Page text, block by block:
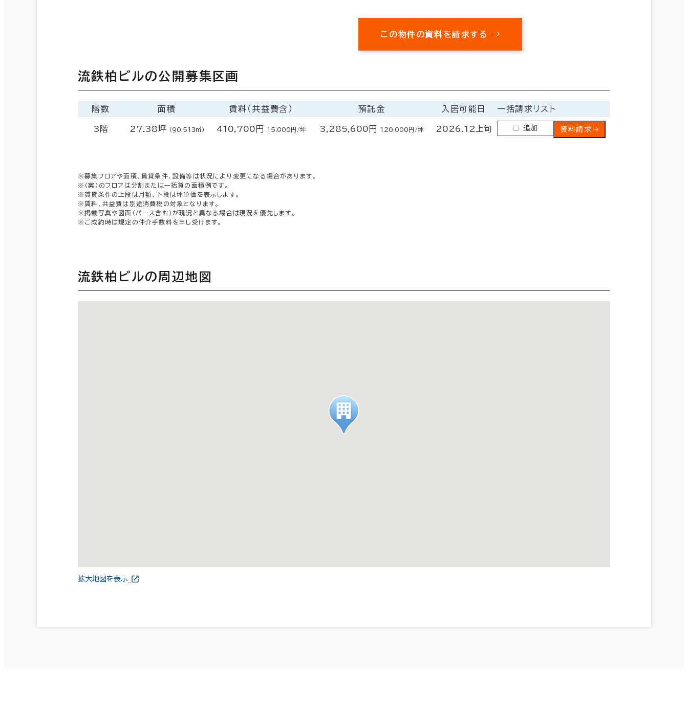
この物件の資料を請求する
流鉄柏ビルの公開募集区画
階数 面積 賃料（共益費含） 預託金 入居可能日 一括請求リスト
3階 27.38坪 （90.513㎡） 410,700円 15,000円/坪 3,285,600円 120,000円/坪 2026.12上旬 追加 資料請求
※募集フロアや面積、賃貸条件、設備等は状況により変更になる場合があります。
※（案）のフロアは分割または一括貸の面積例です。
※賃貸条件の上段は月額、下段は坪単価を表示します。
※賃料、共益費は別途消費税の対象となります。
※掲載写真や図面（パース含む）が現況と異なる場合は現況を優先します。
※ご成約時は規定の仲介手数料を申し受けます。
流鉄柏ビルの周辺地図
拡大地図を表示